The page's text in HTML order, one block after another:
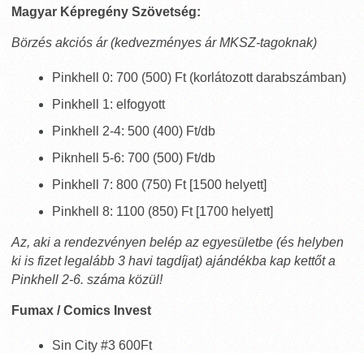
Magyar Képregény Szövetség:
Börzés akciós ár (kedvezményes ár MKSZ-tagoknak)
Pinkhell 0: 700 (500) Ft (korlátozott darabszámban)
Pinkhell 1: elfogyott
Pinkhell 2-4: 500 (400) Ft/db
Piknhell 5-6: 700 (500) Ft/db
Pinkhell 7: 800 (750) Ft [1500 helyett]
Pinkhell 8: 1100 (850) Ft [1700 helyett]
Az, aki a rendezvényen belép az egyesületbe (és helyben
ki is fizet legalább 3 havi tagdíjat) ajándékba kap kettőt a
Pinkhell 2-6. száma közül!
Fumax / Comics Invest
Sin City #3 600Ft